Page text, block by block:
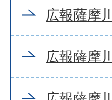
広報薩摩
広報薩摩